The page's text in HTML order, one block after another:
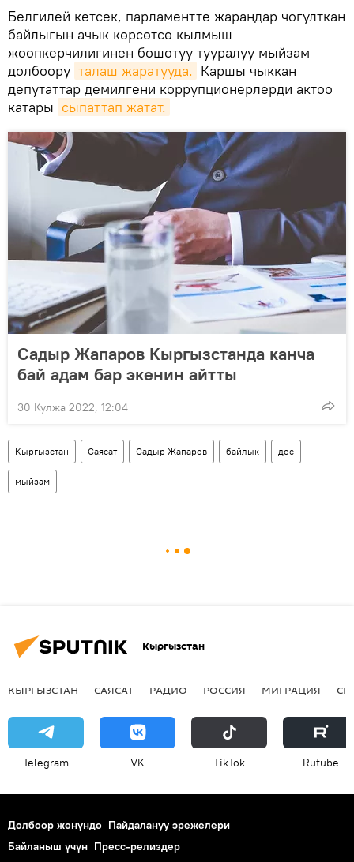
Белгилей кетсек, парламентте жарандар чогулткан
байлыгын ачык көрсөтсө кылмыш
жоопкерчилигинен бошотуу тууралуу мыйзам
долбоору талаш жаратууда. Каршы чыккан
депутаттар демилгени коррупционерлерди актоо
катары сыпаттап жатат.
Садыр Жапаров Кыргызстанда канча
бай адам бар экенин айтты
30 Кулжа 2022, 12:04
Кыргызстан Саясат Садыр Жапаров байлык дос
мыйзам
Кыргызстан
КЫРГЫЗСТАН САЯСАТ РАДИО РОССИЯ МИГРАЦИЯ
Telegram VK ТikТоk Rutube
Долбоор жөнүндө Пайдалануу эрежелери
Байланыш үчүн Пресс-релиздер